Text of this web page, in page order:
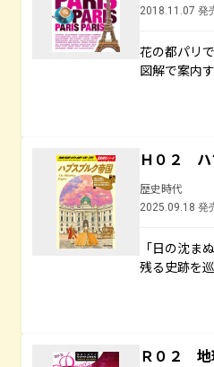
2018.11.07 発
花の都パリ
図解で案内
Ｈ０２ ハ
歴史時代
2025.09.18 発
「日の沈ま
残る史跡を
Ｒ０２ 地